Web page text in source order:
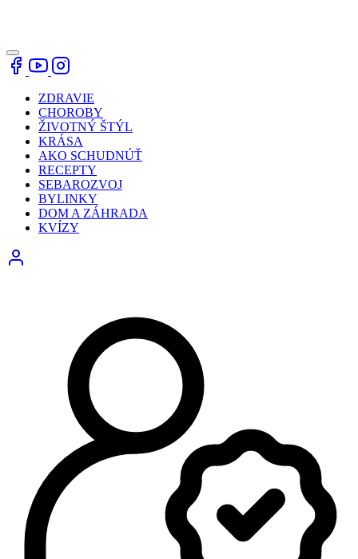
ZDRAVIE
CHOROBY
ŽIVOTNÝ ŠTÝL
KRÁSA
AKO SCHUDNÚŤ
RECEPTY
SEBAROZVOJ
BYLINKY
DOM A ZÁHRADA
KVÍZY